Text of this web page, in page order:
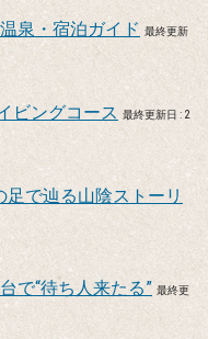
泉・宿泊ガイド 最終更新
ビングコース 最終更新日 : 2
足で辿る山陰ストーリ
で“待ち人来たる” 最終更